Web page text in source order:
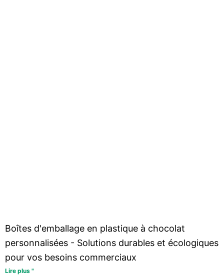
Boîtes d'emballage en plastique à chocolat
personnalisées - Solutions durables et écologiques
pour vos besoins commerciaux
Lire plus "